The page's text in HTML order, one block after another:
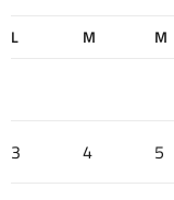
L M M
3 4 5